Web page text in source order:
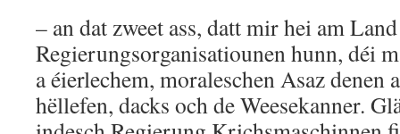
– an dat zweet ass, datt mir hei am
Regierungsorganisatiounen hunn, déi
a éierlechem, moraleschen Asaz
hëllefen, dacks och de Weesekanner.